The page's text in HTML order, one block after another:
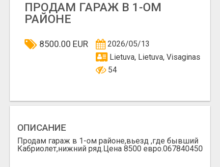
ПРОДАМ ГАРАЖ В 1-ОМ
РАЙОНЕ
8500.00 EUR
2026/05/13
Lietuva, Lietuva, Visaginas
54
ОПИСАНИЕ
Продам гараж в 1-ом районе,вьезд ,где бывший
Кабриолет,нижний ряд.Цена 8500 евро.067840450